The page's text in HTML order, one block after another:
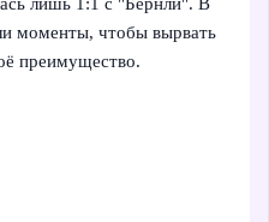
лишь 1:1 с "Бёрнли". В
моменты, чтобы вырвать
преимущество.